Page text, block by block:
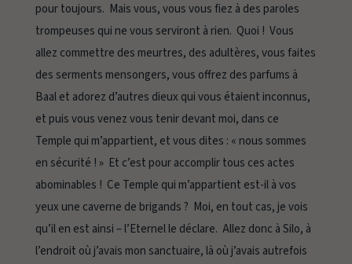
pour toujours. Mais vous, vous vous fiez à des paroles
trompeuses qui ne vous serviront à rien. Quoi ! Vous
allez commettre des meurtres, des adultères, vous faites
des serments mensongers, vous offrez des parfums à
Baal et adorez d’autres dieux qui vous étaient inconnus,
et puis vous venez vous tenir devant moi, dans ce
Temple qui m’appartient, et vous dites : « nous sommes
en sécurité ! » Et c’est pour accomplir tous ces actes
abominables ! Ce Temple qui m’appartient est-il à vos
yeux une caverne de brigands ? Moi, en tout cas, je vois
qu’il en est ainsi – l’Eternel le déclare. Allez donc à Silo, à
l’endroit où j’avais mon sanctuaire, là où j’avais autrefois